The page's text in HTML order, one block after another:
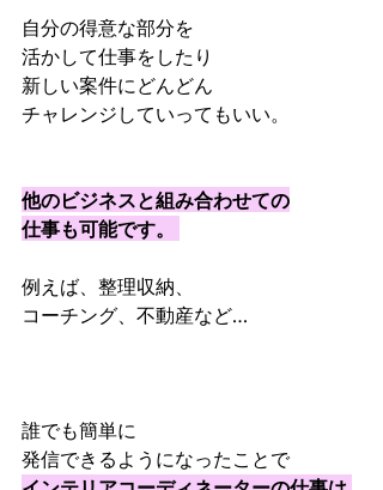
自分の得意な部分を
活かして仕事をしたり
新しい案件にどんどん
チャレンジしていってもいい。
他のビジネスと組み合わせての
仕事も可能です。
例えば、整理収納、
コーチング、不動産など…
誰でも簡単に
発信できるようになったことで